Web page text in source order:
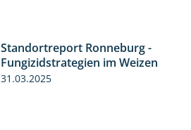
Standortreport Ronneburg -
Fungizidstrategien im Weizen
31.03.2025